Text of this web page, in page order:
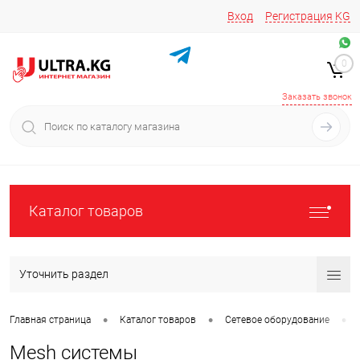
Вход Регистрация KG
+996 776161037
+996 772022908
Заказать звонок
0
Каталог товаров
Уточнить раздел
Главная страница • Каталог товаров • Сетевое оборудование •
Mesh системы